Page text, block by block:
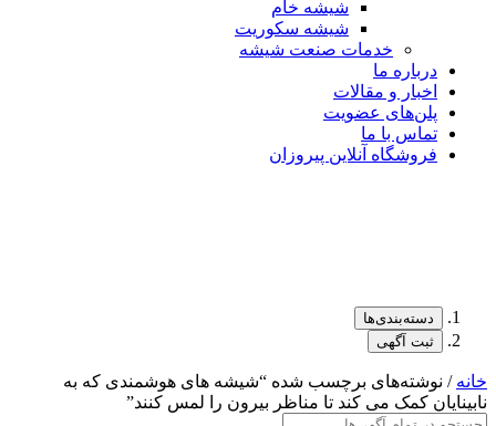
شیشه خام
شیشه سکوریت
خدمات صنعت شیشه
درباره ما
اخبار و مقالات
پلن‌های عضویت
تماس با ما
فروشگاه آنلاین پیروزان
دسته‌بندی‌ها
ثبت آگهی
خانه / نوشته‌های برچسب شده “شیشه های هوشمندی که به
نابینایان کمک می کند تا مناظر بیرون را لمس کنند”